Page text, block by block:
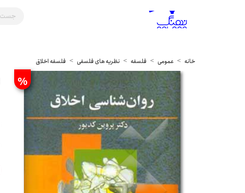
خانه عمومی فلسفه نظریه های فلسفی فلسفه اخلاق
%